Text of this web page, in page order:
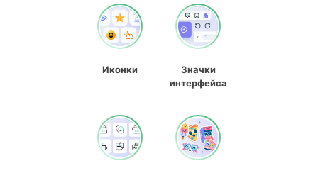
Иконки
Значки
интерфейса